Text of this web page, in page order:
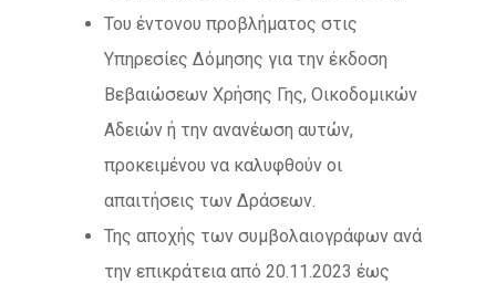
Του έντονου προβλήματος στις
Υπηρεσίες Δόμησης για την έκδοση
Βεβαιώσεων Χρήσης Γης, Οικοδομικών
Αδειών ή την ανανέωση αυτών,
προκειμένου να καλυφθούν οι
απαιτήσεις των Δράσεων.
Της αποχής των συμβολαιογράφων ανά
την επικράτεια από 20.11.2023 έως